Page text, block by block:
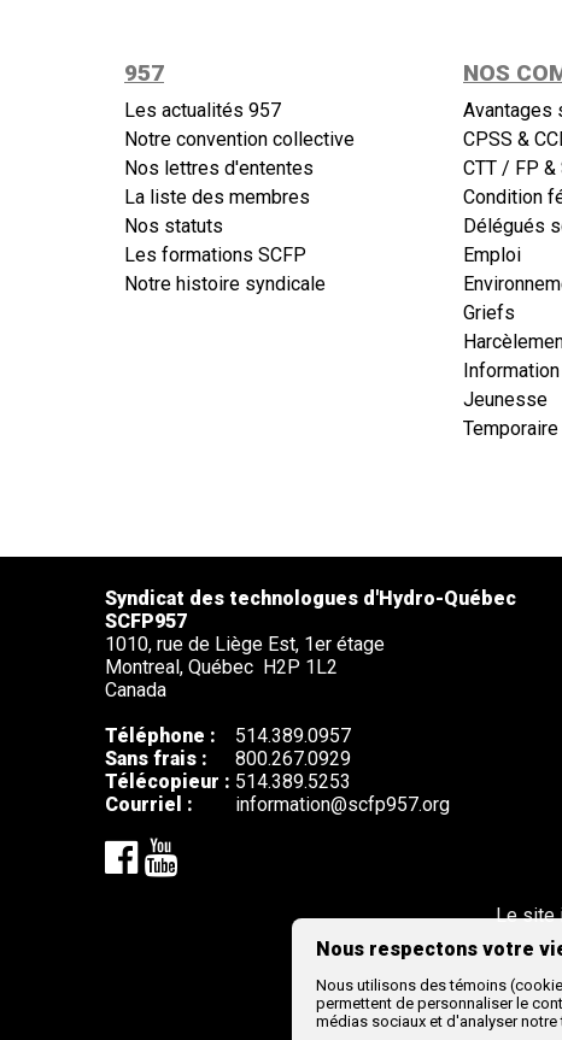
957
Les actualités 957
Notre convention collective
Nos lettres d'ententes
La liste des membres
Nos statuts
Les formations SCFP
Notre histoire syndicale
NOS
Avantages
CPSS &
CTT / FP
Condition
Délégués
Emploi
Griefs
Information
Jeunesse
Temporaire
Syndicat des technologues d'Hydro-Québec
SCFP957
1010, rue de Liège Est, 1er étage
Montreal, Québec H2P 1L2
Canada
Téléphone :
514.389.0957
Sans frais :
800.267.0929
Télécopieur : 514.389.5253
Courriel :
information@scfp957.org
Le site
Nous respectons votre
Nous utilisons des témoins
permettent de personnaliser le
médias sociaux et d'analyser notre